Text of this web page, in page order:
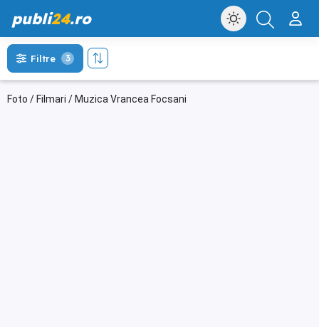
publi24.ro
Foto / Filmari / Muzica Vrancea Focsani
Filtre 3